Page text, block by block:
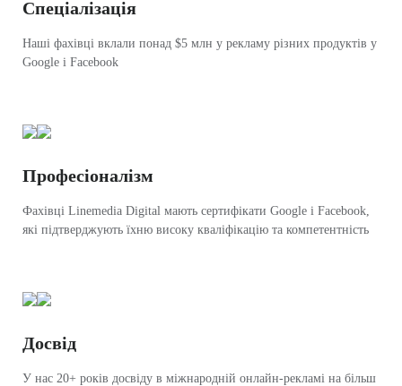
Спеціалізація
Наші фахівці вклали понад $5 млн у рекламу різних продуктів у
Google і Facebook
Професіоналізм
Фахівці Linemedia Digital мають сертифікати Google і Facebook,
які підтверджують їхню високу кваліфікацію та компетентність
Досвід
У нас 20+ років досвіду в міжнародній онлайн-рекламі на більш